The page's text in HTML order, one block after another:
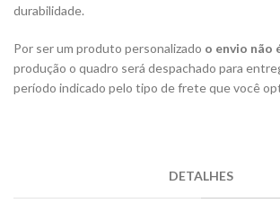
durabilidade.
Por ser um produto personalizado o envio não
produção o quadro será despachado para
período indicado pelo tipo de frete que você
DETALHES